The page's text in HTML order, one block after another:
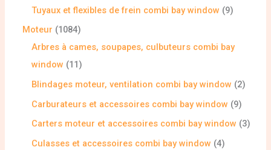
Tuyaux et flexibles de frein combi bay window
9
Moteur
1084
Arbres à cames, soupapes, culbuteurs combi bay
window
11
Blindages moteur, ventilation combi bay window
2
Carburateurs et accessoires combi bay window
9
Carters moteur et accessoires combi bay window
3
Culasses et accessoires combi bay window 4